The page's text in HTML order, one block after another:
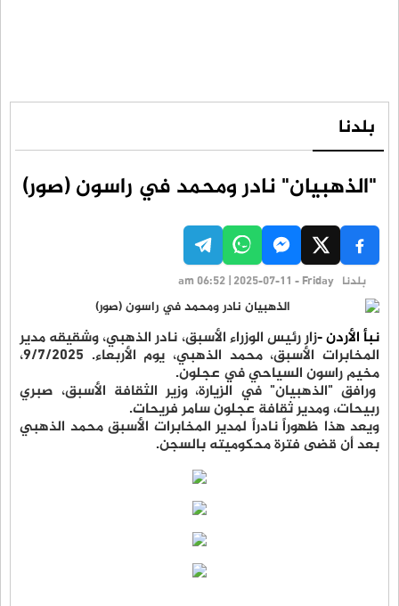
بلدنا
"الذهبيان" نادر ومحمد في راسون (صور)
بلدنا am 06:52 | 2025-07-11 - Friday
نبأ الأردن -زار رئيس الوزراء الأسبق، نادر الذهبي، وشقيقه مدير
المخابرات الأسبق، محمد الذهبي، يوم الأربعاء. 9/7/2025،
مخيم راسون السياحي في عجلون.
ورافق "الذهبيان" في الزيارة، وزير الثقافة الأسبق، صبري
ربيحات، ومدير ثقافة عجلون سامر فريحات.
ويعد هذا ظهوراً نادراً لمدير المخابرات الأسبق محمد الذهبي
بعد أن قضى فترة محكوميته بالسجن.